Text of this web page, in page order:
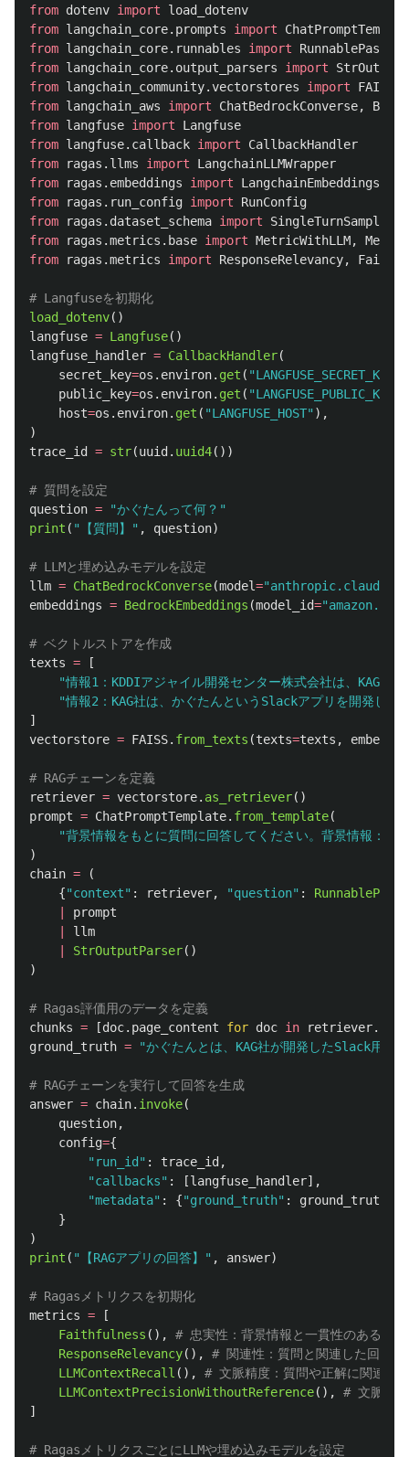
from dotenv import
load_dotenv
from langchain_core.prompts import
from langchain_core.runnables import
from langchain_core.output_parsers import
from langchain_community.vectorstores import
FAISS
from langchain_aws import ChatBedrockConverse,
from langfuse import
Langfuse
from langfuse.callback import
CallbackHandler
from
ragas.llms import
LangchainLLMWrapper
from
ragas.embeddings import
from
ragas.run_config import
RunConfig
from
ragas.dataset_schema import
SingleTurnSample
from
ragas.metrics.base import MetricWithLLM,
from
ragas.metrics import ResponseRelevancy,
load_dotenv()
langfuse = Langfuse()
langfuse_handler = CallbackHandler(
secret_key=os . environ. get ( "LANGFUSE_SECRET_KEY
public_key=os . environ. get ( "LANGFUSE_PUBLIC_KEY
host=os . environ. get ( "LANGFUSE_HOST" ),
)
trace_id
= str(uuid . uuid4())
question = "かぐたんって何？ "
print ( " 【質問】 " , question)
llm = ChatBedrockConverse(model="anthropic.claude-3-
embeddings = BedrockEmbeddings (model_id="
texts =
[
"情報1：KDDIアジャイル開発センター株式会社は、KAGと
"情報2：KAG社は、かぐたんというSlackアプリを開発しま
]
vectorstore = FAISS. from_texts (texts=texts ,
retriever = vectorstore. as_retriever()
prompt = ChatPromptTemplate. from_template(
"背景情報をもとに質問に回答してください。背景情報
)
chain =
(
{"context" : retriever, "question" :
prompt
llm
StrOutputParser()
)
chunks = [doc. page_content for doc in retriever.
ground_truth = "かぐたんとは、KAG社が開発したSlack用チ
answer = chain. invoke(
question,
config={
" run_id " : trace_id ,
"callbacks" : [langfuse_handler],
"metadata" : {"ground_truth" : ground_truth
}
)
print ( " 【RAGアプリの回答】 " , answer)
metrics =
[
Faithfulness (),
ResponseRelevancy(),
LLMContextRecall (),
LLMContextPrecisionWithoutReference(),
]